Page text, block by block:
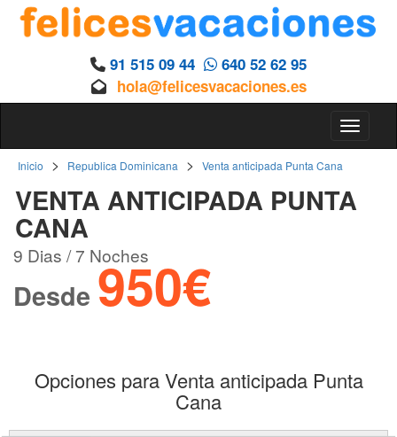
91 515 09 44
640 52 62 95
hola@felicesvacaciones.es
Inicio > Republica Dominicana > Venta anticipada Punta Cana
VENTA ANTICIPADA PUNTA
CANA
9 Dias / 7 Noches
Desde 950€
Opciones para Venta anticipada Punta
Cana